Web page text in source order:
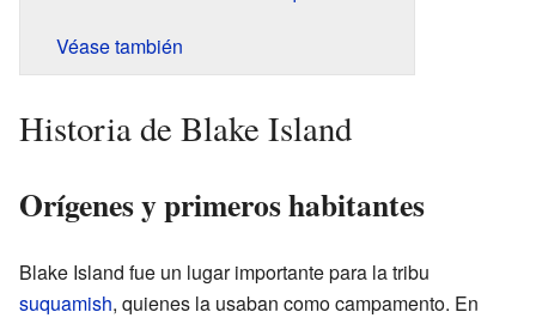
Véase también
Historia de Blake Island
Orígenes y primeros habitantes
Blake Island fue un lugar importante para la tribu
suquamish, quienes la usaban como campamento. En